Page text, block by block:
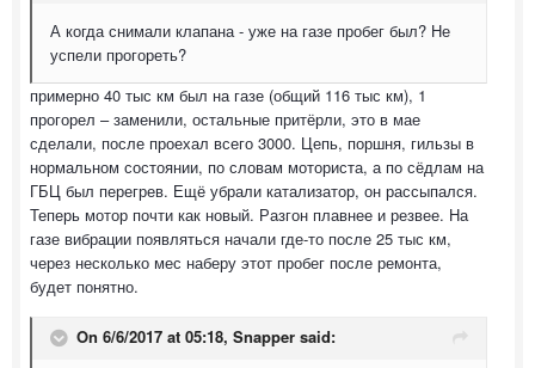
А когда снимали клапана - уже на газе пробег был? Не
успели прогореть?
примерно 40 тыс км был на газе (общий 116 тыс км), 1
прогорел – заменили, остальные притёрли, это в мае
сделали, после проехал всего 3000. Цепь, поршня, гильзы в
нормальном состоянии, по словам моториста, а по сёдлам на
ГБЦ был перегрев. Ещё убрали катализатор, он рассыпался.
Теперь мотор почти как новый. Разгон плавнее и резвее. На
газе вибрации появляться начали где-то после 25 тыс км,
через несколько мес наберу этот пробег после ремонта,
будет понятно.
On 6/6/2017 at 05:18, Snapper said: